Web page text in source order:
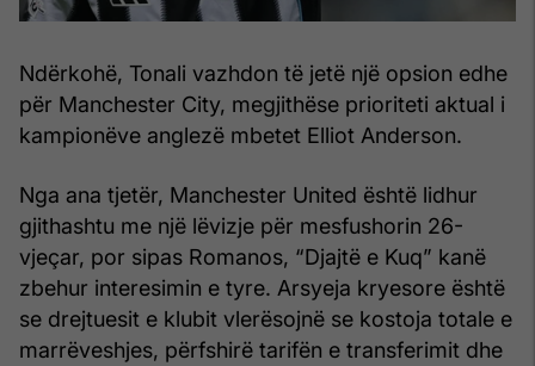
Ndërkohë, Tonali vazhdon të jetë një opsion edhe
për Manchester City, megjithëse prioriteti aktual i
kampionëve anglezë mbetet Elliot Anderson.
Nga ana tjetër, Manchester United është lidhur
gjithashtu me një lëvizje për mesfushorin 26-
vjeçar, por sipas Romanos, “Djajtë e Kuq” kanë
zbehur interesimin e tyre. Arsyeja kryesore është
se drejtuesit e klubit vlerësojnë se kostoja totale e
marrëveshjes, përfshirë tarifën e transferimit dhe